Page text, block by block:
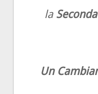
la
Un